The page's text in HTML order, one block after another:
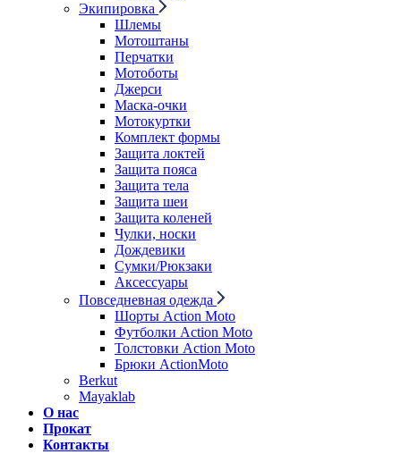
Экипировка
Шлемы
Мотоштаны
Перчатки
Мотоботы
Джерси
Маска-очки
Мотокуртки
Комплект формы
Защита локтей
Защита пояса
Защита тела
Защита шеи
Защита коленей
Чулки, носки
Дождевики
Сумки/Рюкзаки
Аксессуары
Повседневная одежда
Шорты Action Moto
Футболки Action Moto
Толстовки Action Moto
Брюки ActionMoto
Berkut
Mayaklab
О нас
Прокат
Контакты